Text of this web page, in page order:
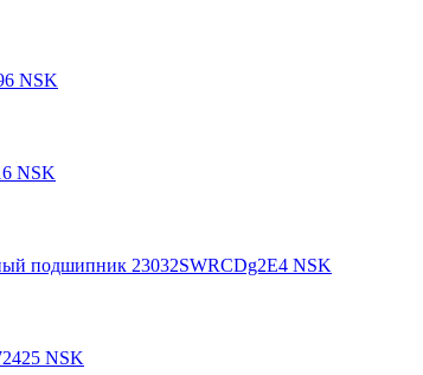
NSK
NSK
подшипник 23032SWRCDg2E4 NSK
NSK